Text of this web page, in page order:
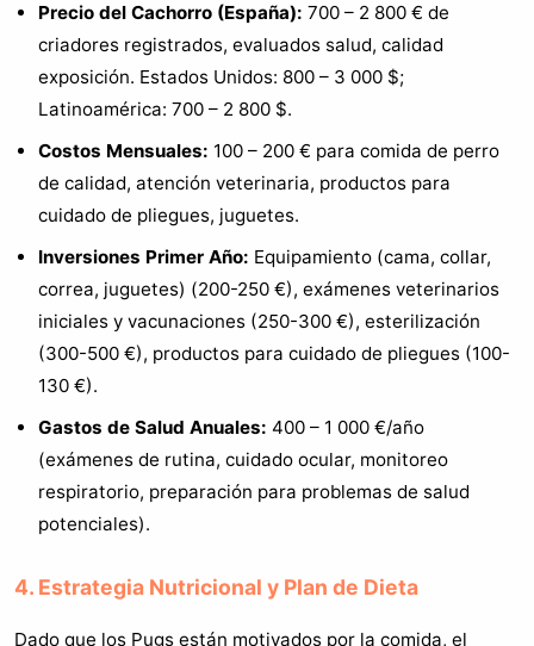
Precio del Cachorro (España): 700 – 2 800 € de
criadores registrados, evaluados salud, calidad
exposición. Estados Unidos: 800 – 3 000 $;
Latinoamérica: 700 – 2 800 $.
Costos Mensuales: 100 – 200 € para comida de perro
de calidad, atención veterinaria, productos para
cuidado de pliegues, juguetes.
Inversiones Primer Año: Equipamiento (cama, collar,
correa, juguetes) (200-250 €), exámenes veterinarios
iniciales y vacunaciones (250-300 €), esterilización
(300-500 €), productos para cuidado de pliegues (100-
130 €).
Gastos de Salud Anuales: 400 – 1 000 €/año
(exámenes de rutina, cuidado ocular, monitoreo
respiratorio, preparación para problemas de salud
potenciales).
4. Estrategia Nutricional y Plan de Dieta
Dado que los Pugs están motivados por la comida, el